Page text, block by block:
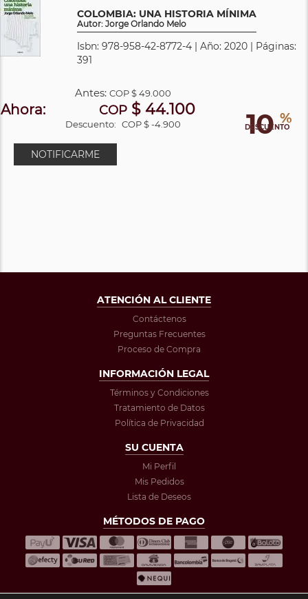
COLOMBIA: UNA HISTORIA MÍNIMA
Autor: Jorge Orlando Melo
Isbn: 978-958-42-8772-4 | Año: 2020 | Páginas:
391
10 %
DESCUENTO
Antes:COP$ 49.000
Ahora: COP $ 44.100
Descuento: COP $ -4.900
NOTIFICARME
ATENCIÓN AL CLIENTE
Contáctenos
Preguntas Frecuentes
Proceso de Compra
INFORMACIÓN LEGAL
Términos y Condiciones
Tratamiento de Datos
Política de Privacidad
SU CUENTA
Mi Perfil
Mis Pedidos
Lista de Deseos
MÉTODOS DE PAGO